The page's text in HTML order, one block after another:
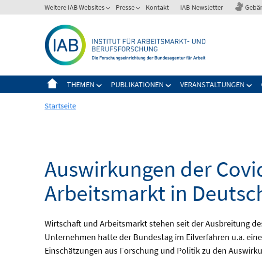
zum
Weitere IAB Websites Presse Kontakt IAB-Newsletter
THEMEN PUBLIKATIONEN VERANSTALTUNGEN
Startseite
Auswirkungen der
Arbeitsmarkt in
Wirtschaft und Arbeitsmarkt stehen seit der Ausbreitung
Unternehmen hatte der Bundestag im Eilverfahren u.a.
Einschätzungen aus Forschung und Politik zu den